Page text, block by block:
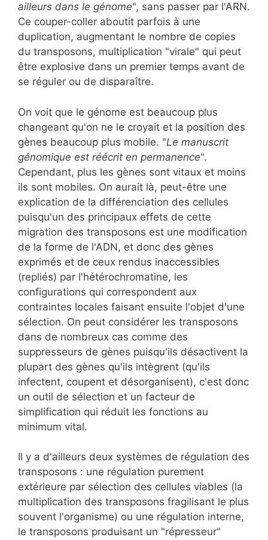
ailleurs dans le génome", sans passer par l'ARN.
Ce couper-coller aboutit parfois à une
duplication, augmentant le nombre de copies
du transposons, multiplication "virale" qui peut
être explosive dans un premier temps avant de
se réguler ou de disparaître.
On voit que le génome est beaucoup plus
changeant qu'on ne le croyait et la position des
gènes beaucoup plus mobile. "Le manuscrit
génomique est réécrit en permanence".
Cependant, plus les gènes sont vitaux et moins
ils sont mobiles. On aurait là, peut-être une
explication de la différenciation des cellules
puisqu'un des principaux effets de cette
migration des transposons est une modification
de la forme de l'ADN, et donc des gènes
exprimés et de ceux rendus inaccessibles
(repliés) par l'hétérochromatine, les
configurations qui correspondent aux
contraintes locales faisant ensuite l'objet d'une
sélection. On peut considérer les transposons
dans de nombreux cas comme des
suppresseurs de gènes puisqu'ils désactivent la
plupart des gènes qu'ils intègrent (qu'ils
infectent, coupent et désorganisent), c'est donc
un outil de sélection et un facteur de
simplification qui réduit les fonctions au
minimum vital.
Il y a d'ailleurs deux systèmes de régulation des
transposons : une régulation purement
extérieure par sélection des cellules viables (la
multiplication des transposons fragilisant le plus
souvent l'organisme) ou une régulation interne,
le transposons produisant un "répresseur"